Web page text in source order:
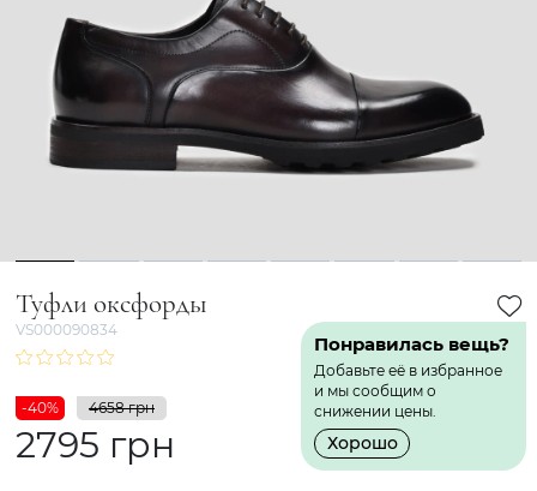
1 2 3 4 5 6 7 8
Туфли оксфорды
VS000090834
Понравилась вещь?
Добавьте её в избранное
и мы сообщим о
снижении цены.
Хорошо
-40% 4658 грн
2795 грн